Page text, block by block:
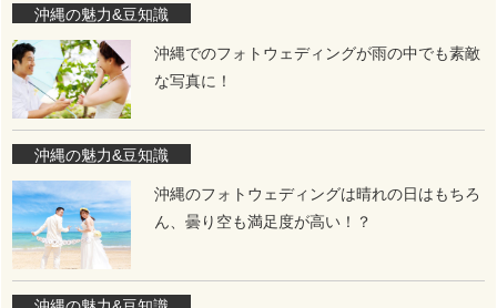
沖縄の魅力&豆知識
沖縄でのフォトウェディングが雨の中でも素敵
な写真に！
沖縄の魅力&豆知識
沖縄のフォトウェディングは晴れの日はもちろ
ん、曇り空も満足度が高い！？